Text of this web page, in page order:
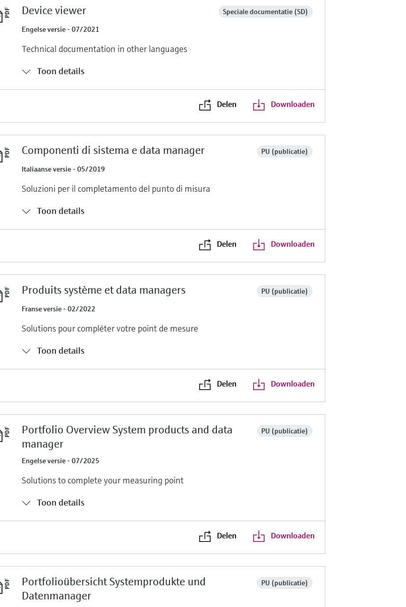
Device viewer
Speciale documentatie (SD)
Engelse versie - 07/2021
Technical documentation in other languages
Toon details
Delen Downloaden
Componenti di sistema e data manager
PU (publicatie)
Italiaanse versie - 05/2019
Soluzioni per il completamento del punto di misura
Toon details
Delen Downloaden
Produits système et data managers
PU (publicatie)
Franse versie - 02/2022
Solutions pour compléter votre point de mesure
Toon details
Delen Downloaden
Portfolio Overview System products and data
manager
PU (publicatie)
Engelse versie - 07/2025
Solutions to complete your measuring point
Toon details
Delen Downloaden
Portfolioübersicht Systemprodukte und
Datenmanager
PU (publicatie)